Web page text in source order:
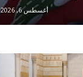
أغسطس 6, 2026